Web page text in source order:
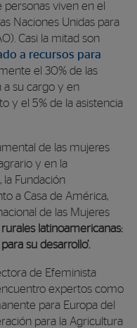
personas viven en el
Naciones Unidas para
Casi la mitad son
a recursos para
el 30% de las
a su cargo y en
y el 5% de la asistencia
de las mujeres
y en la
Fundación
a Casa de América,
de las Mujeres
rurales latinoamericanas:
su desarrollo’.
de Efeminista
expertos como
para Europa del
para la Agricultura